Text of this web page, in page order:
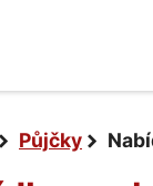
Půjčky